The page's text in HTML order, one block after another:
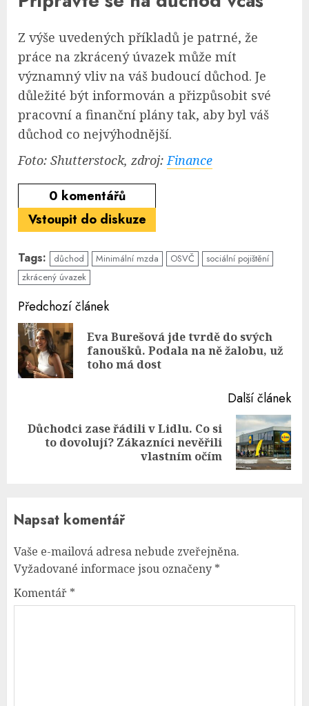
Z výše uvedených příkladů je patrné, že
práce na zkrácený úvazek může mít
významný vliv na váš budoucí důchod. Je
důležité být informován a přizpůsobit své
pracovní a finanční plány tak, aby byl váš
důchod co nejvýhodnější.
Foto: Shutterstock, zdroj:Finance
0 komentářů
Vstoupit do diskuze
Tags: důchod Minimální mzda OSVČ
sociální pojištění
zkrácený úvazek
Continue
Reading
Předchozí článek
Eva Burešová jde tvrdě do svých
fanoušků. Podala na ně žalobu, už
toho má dost
Další článek
Next
Důchodci zase řádili v Lidlu. Co si
to dovolují? Zákazníci nevěřili
vlastním očím
Napsat komentář
Vaše e-mailová adresa nebude zveřejněna.
Vyžadované informace jsou označeny *
Komentář *